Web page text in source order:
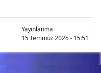
Yayınlanma
15 Temmuz 2025 - 15:51